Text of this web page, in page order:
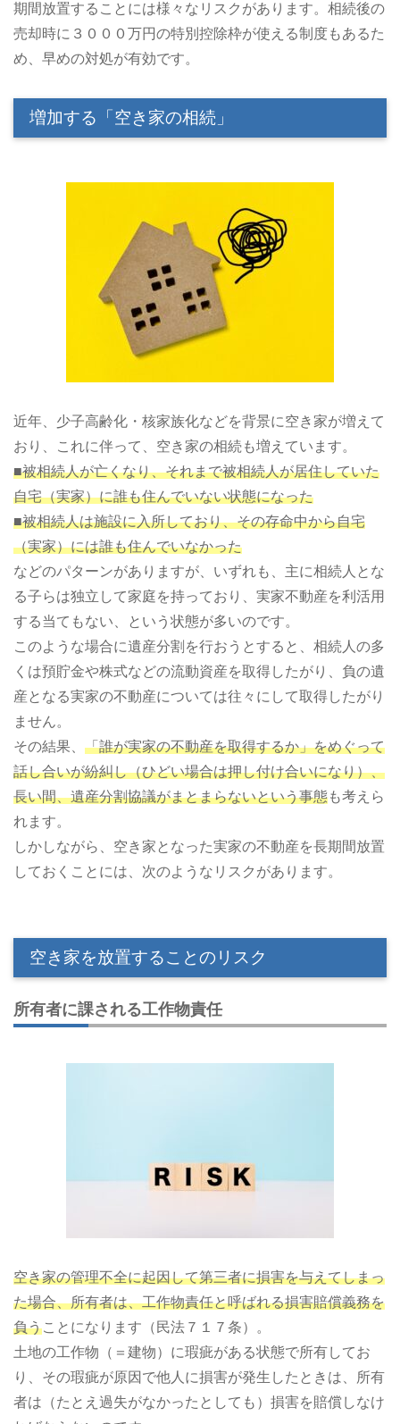
期間放置することには様々なリスクがあります。相続後の
売却時に３０００万円の特別控除枠が使える制度もあるた
め、早めの対処が有効です。
増加する「空き家の相続」
近年、少子高齢化・核家族化などを背景に空き家が増えて
おり、これに伴って、空き家の相続も増えています。
■被相続人が亡くなり、それまで被相続人が居住していた
自宅（実家）に誰も住んでいない状態になった
■被相続人は施設に入所しており、その存命中から自宅
（実家）には誰も住んでいなかった
などのパターンがありますが、いずれも、主に相続人とな
る子らは独立して家庭を持っており、実家不動産を利活用
する当てもない、という状態が多いのです。
このような場合に遺産分割を行おうとすると、相続人の多
くは預貯金や株式などの流動資産を取得したがり、負の遺
産となる実家の不動産については往々にして取得したがり
ません。
その結果、 「誰が実家の不動産を取得するか」をめぐって
話し合いが紛糾し（ひどい場合は押し付け合いになり）、
長い間、遺産分割協議がまとまらないという事態も考えら
れます。
しかしながら、空き家となった実家の不動産を長期間放置
しておくことには、次のようなリスクがあります。
空き家を放置することのリスク
所有者に課される工作物責任
空き家の管理不全に起因して第三者に損害を与えてしまっ
た場合、所有者は、工作物責任と呼ばれる損害賠償義務を
負うことになります（民法７１７条）。
土地の工作物（＝建物）に瑕疵がある状態で所有してお
り、その瑕疵が原因で他人に損害が発生したときは、所有
者は（たとえ過失がなかったとしても）損害を賠償しなけ